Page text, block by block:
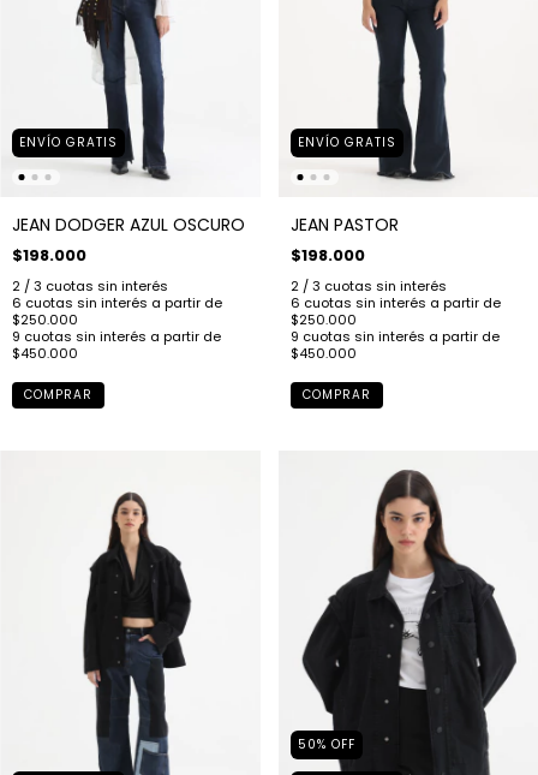
ENVÍO GRATIS
JEAN DODGER AZUL OSCURO
$198.000
COMPRAR
ENVÍO GRATIS
JEAN PASTOR
$198.000
COMPRAR
50% OFF